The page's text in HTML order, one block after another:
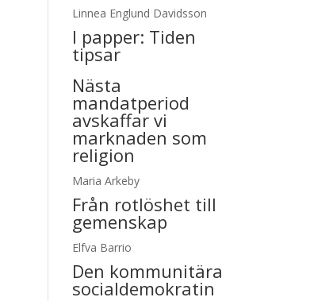
Linnea Englund Davidsson
I papper: Tiden
tipsar
Nästa
mandatperiod
avskaffar vi
marknaden som
religion
Maria Arkeby
Från rotlöshet till
gemenskap
Elfva Barrio
Den kommunitära
socialdemokratin